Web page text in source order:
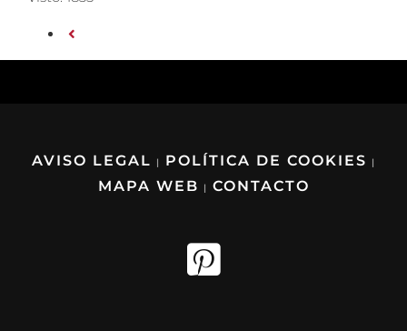
AVISO LEGAL | POLÍTICA DE COOKIES |
MAPA WEB | CONTACTO